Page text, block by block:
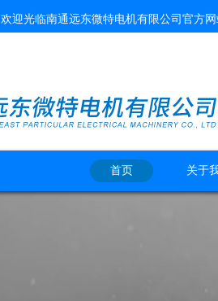
欢迎光临南通远东微特电机有限公司官方
首页 关于